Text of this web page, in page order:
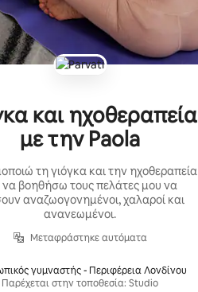
και ηχοθεραπεία
με την Paola
τη γιόγκα και την ηχοθεραπεία
να βοηθήσω τους πελάτες μου να
αναζωογονημένοι, χαλαροί και
ανανεωμένοι.
Μεταφράστηκε αυτόματα
γυμναστής - Περιφέρεια Λονδίνου
Παρέχεται στην τοποθεσία: Studio